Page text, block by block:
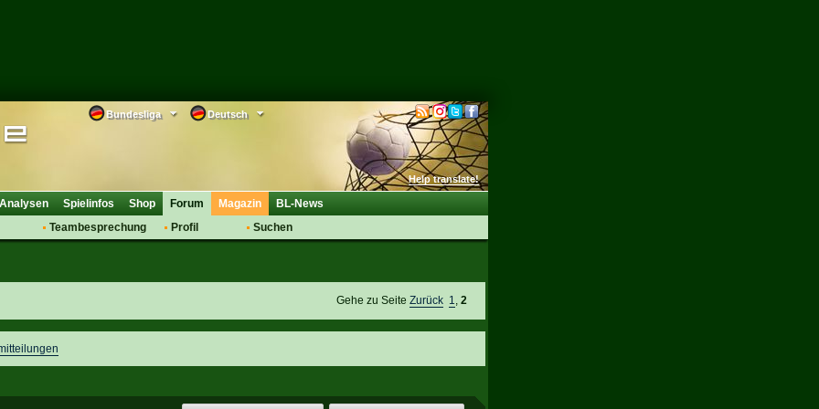
Deutsch
Bundesliga
Help translate!
Analysen Spielinfos Shop
Forum
Teambesprechung
Saisonübergang
Profil
Suchen
Magazin BL-News
Gehe zu SeiteZurück 1 ,2